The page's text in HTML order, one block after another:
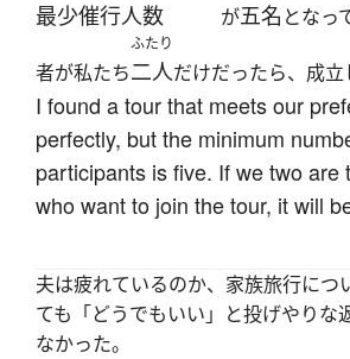
最少催行人数 が五名 となっ
者が私たち
ふたり
二人だけだったら、成立
I found a tour that meets our
perfectly, but the minimum
participants is five. If we two are
who want to join the tour, it will
夫は疲れているのか、家族旅行につ
ても「どうでもいい」と投げやりな
なかった。